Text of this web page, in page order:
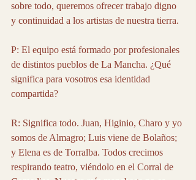
sobre todo, queremos ofrecer trabajo digno
y continuidad a los artistas de nuestra tierra.
P: El equipo está formado por profesionales
de distintos pueblos de La Mancha. ¿Qué
significa para vosotros esa identidad
compartida?
R: Significa todo. Juan, Higinio, Charo y yo
somos de Almagro; Luis viene de Bolaños;
y Elena es de Torralba. Todos crecimos
respirando teatro, viéndolo en el Corral de